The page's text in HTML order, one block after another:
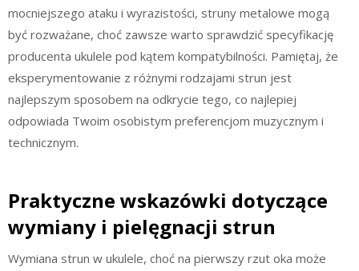
mocniejszego ataku i wyrazistości, struny metalowe mogą
być rozważane, choć zawsze warto sprawdzić specyfikację
producenta ukulele pod kątem kompatybilności. Pamiętaj, że
eksperymentowanie z różnymi rodzajami strun jest
najlepszym sposobem na odkrycie tego, co najlepiej
odpowiada Twoim osobistym preferencjom muzycznym i
technicznym.
Praktyczne wskazówki dotyczące
wymiany i pielęgnacji strun
Wymiana strun w ukulele, choć na pierwszy rzut oka może